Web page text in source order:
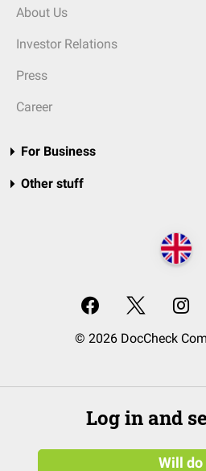
About Us
Investor Relations
Press
Career
For Business
Other stuff
© 2026 DocCheck
Log in and
Will do